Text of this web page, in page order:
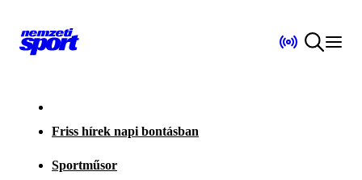
Friss hírek napi bontásban
Sportműsor